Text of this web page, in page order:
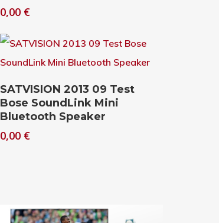
0,00 €
Download
SATVISION 2013 09 Test
Bose SoundLink Mini
Bluetooth Speaker
0,00 €